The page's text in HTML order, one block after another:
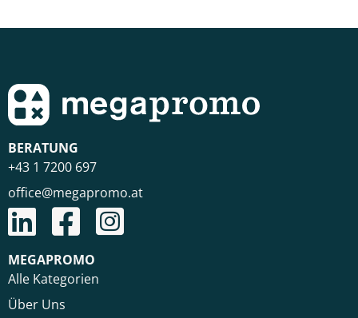
BERATUNG
+43 1 7200 697
office@megapromo.at
MEGAPROMO
Alle Kategorien
Über Uns